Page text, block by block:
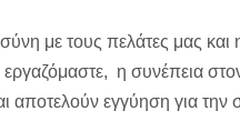
με τους πελάτες μας
εργαζόμαστε, η συνέπεια
αποτελούν εγγύηση για την